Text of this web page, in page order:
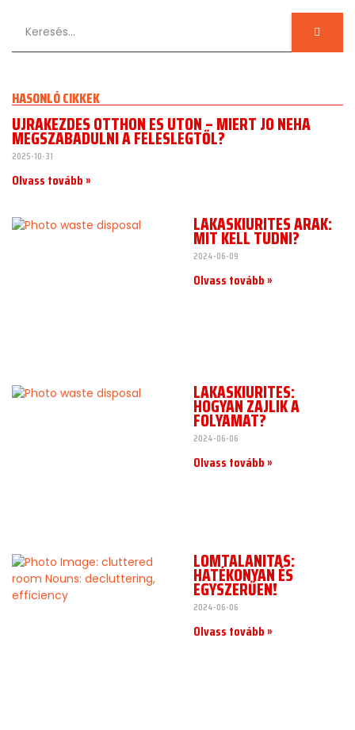
HASONLÓ CIKKEK
ÚJRAKEZDÉS OTTHON ÉS ÚTON – MIÉRT JÓ NÉHA
MEGSZABADULNI A FELESLEGTŐL?
2025-10-31
Olvass tovább »
LAKÁSKIÜRÍTÉS ÁRAK:
MIT KELL TUDNI?
2024-06-09
Olvass tovább »
LAKÁSKIÜRÍTÉS:
HOGYAN ZAJLIK A
FOLYAMAT?
2024-06-06
Olvass tovább »
LOMTALANÍTÁS:
HATÉKONYAN ÉS
EGYSZERŰEN!
2024-06-06
Olvass tovább »